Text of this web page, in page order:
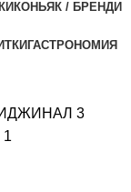
КОНЬЯК / БРЕНДИ
ГАСТРОНОМИЯ